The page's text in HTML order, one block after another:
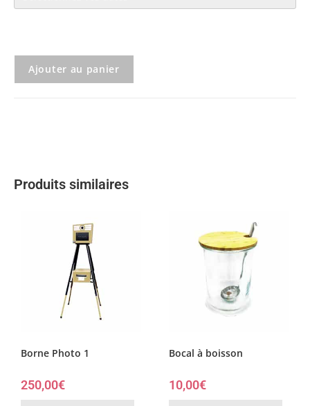
Ajouter au panier
Produits similaires
Borne Photo 1
250,00€
Bocal à boisson
10,00€